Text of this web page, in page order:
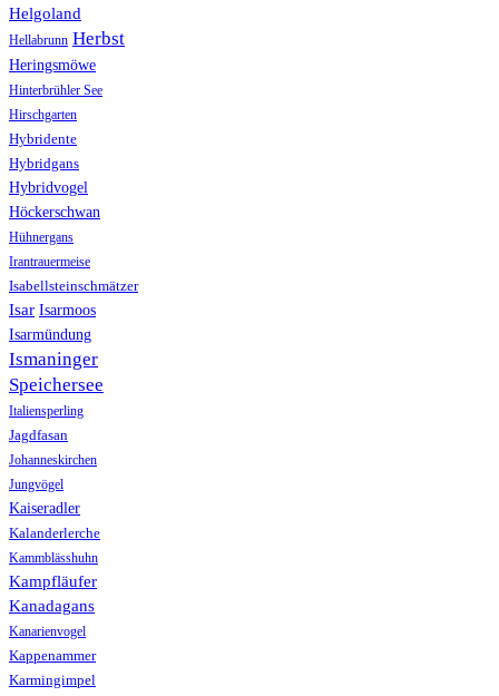
Helgoland
Hellabrunn Herbst
Heringsmöwe
Hinterbrühler See
Hirschgarten
Hybridente
Hybridgans
Hybridvogel
Höckerschwan
Hühnergans
Irantrauermeise
Isabellsteinschmätzer
Isar Isarmoos
Isarmündung
Ismaninger
Speichersee
Italiensperling
Jagdfasan
Johanneskirchen
Jungvögel
Kaiseradler
Kalanderlerche
Kammblässhuhn
Kampfläufer
Kanadagans
Kanarienvogel
Kappenammer
Karmingimpel